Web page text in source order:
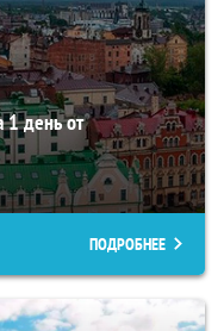
1 день от
ПОДРОБНЕЕ